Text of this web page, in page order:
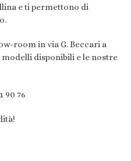
e ti permettono di
room in via G. Beccari a
disponibili e le nostre
90 76